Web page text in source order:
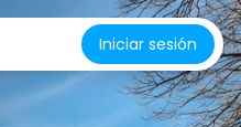
Iniciar sesión